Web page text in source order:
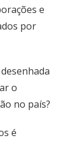
e
por
o
no país?
é